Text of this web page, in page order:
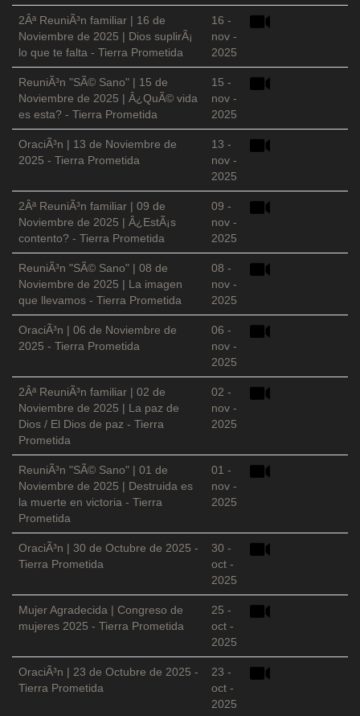
2Âª ReuniÃ³n familiar | 16 de
Noviembre de 2025 | Dios suplirÃ¡
lo que te falta - Tierra Prometida
16 -
nov -
2025
ReuniÃ³n "SÃ© Sano" | 15 de
Noviembre de 2025 | Â¿QuÃ© vida
es esta? - Tierra Prometida
15 -
nov -
2025
OraciÃ³n | 13 de Noviembre de
2025 - Tierra Prometida
13 -
nov -
2025
2Âª ReuniÃ³n familiar | 09 de
Noviembre de 2025 | Â¿EstÃ¡s
contento? - Tierra Prometida
09 -
nov -
2025
ReuniÃ³n "SÃ© Sano" | 08 de
Noviembre de 2025 | La imagen
que llevamos - Tierra Prometida
08 -
nov -
2025
OraciÃ³n | 06 de Noviembre de
2025 - Tierra Prometida
06 -
nov -
2025
2Âª ReuniÃ³n familiar | 02 de
Noviembre de 2025 | La paz de
Dios / El Dios de paz - Tierra
Prometida
02 -
nov -
2025
ReuniÃ³n "SÃ© Sano" | 01 de
Noviembre de 2025 | Destruida es
la muerte en victoria - Tierra
Prometida
01 -
nov -
2025
OraciÃ³n | 30 de Octubre de 2025 -
Tierra Prometida
30 -
oct -
2025
Mujer Agradecida | Congreso de
mujeres 2025 - Tierra Prometida
25 -
oct -
2025
OraciÃ³n | 23 de Octubre de 2025 -
Tierra Prometida
23 -
oct -
2025